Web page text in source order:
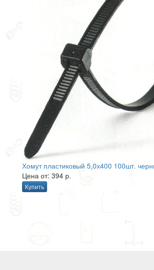
Хомут пластиковый 5,0х400 100шт.
Цена от: 394 р.
Купить